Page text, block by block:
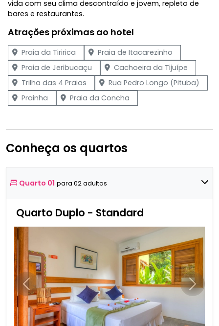
vida com seu clima descontraído e jovem, repleto de
bares e restaurantes.
Atrações próximas ao hotel
Praia da Tiririca
Praia de Itacarezinho
Praia de Jeribucaçu
Cachoeira da Tijuípe
Trilha das 4 Praias
Rua Pedro Longo (Pituba)
Prainha
Praia da Concha
Conheça os quartos
Quarto 01 para 02 adultos
Quarto Duplo - Standard
Anterior